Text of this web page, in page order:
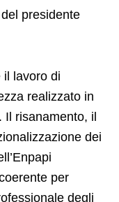
presidente
il lavoro di
realizzato in
Il risanamento, il
dei
per
degli